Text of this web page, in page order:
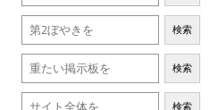
検索
検索
検索